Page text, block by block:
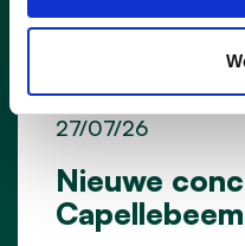
Nieuwe
27/07/26